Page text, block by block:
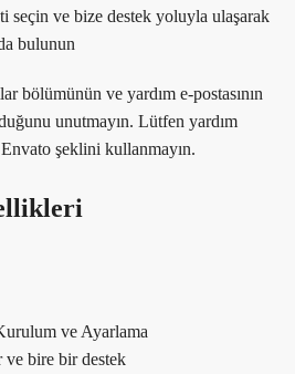
seçin ve bize destek yoluyla ulaşarak
bulunun
bölümünün ve yardım e-postasının
unutmayın. Lütfen yardım
şeklini kullanmayın.
ve Ayarlama
ve bire bir destek